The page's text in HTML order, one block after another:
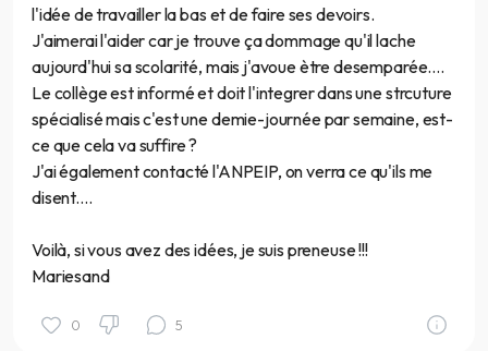
l'idée de travailler la bas et de faire ses devoirs.
J'aimerai l'aider car je trouve ça dommage qu'il lache
aujourd'hui sa scolarité, mais j'avoue ètre desemparée....
Le collège est informé et doit l'integrer dans une strcuture
spécialisé mais c'est une demie-journée par semaine, est-
ce que cela va suffire ?
J'ai également contacté l'ANPEIP, on verra ce qu'ils me
disent....
Voilà, si vous avez des idées, je suis preneuse !!!
Mariesand
0 5